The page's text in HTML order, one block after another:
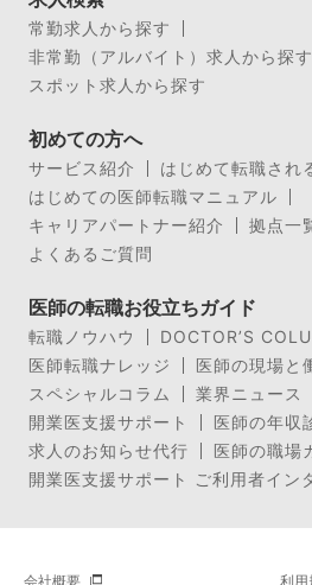
常勤求人から探す
非常勤（アルバイト）求人から探す
スポット求人から探す
初めての方へ
サービス紹介
はじめて転職され
はじめての医師転職マニュアル
キャリアパートナー紹介
拠点一
よくあるご質問
医師の転職お役立ちガイド
転職ノウハウ
DOCTOR’S
医師転職ナレッジ
医師の現場と
スペシャルコラム
業界ニュース
開業医支援サポート
医師の年収
求人のお知らせ代行
医師の職場
開業医支援サポート ご利用者イン
会社概要 利用